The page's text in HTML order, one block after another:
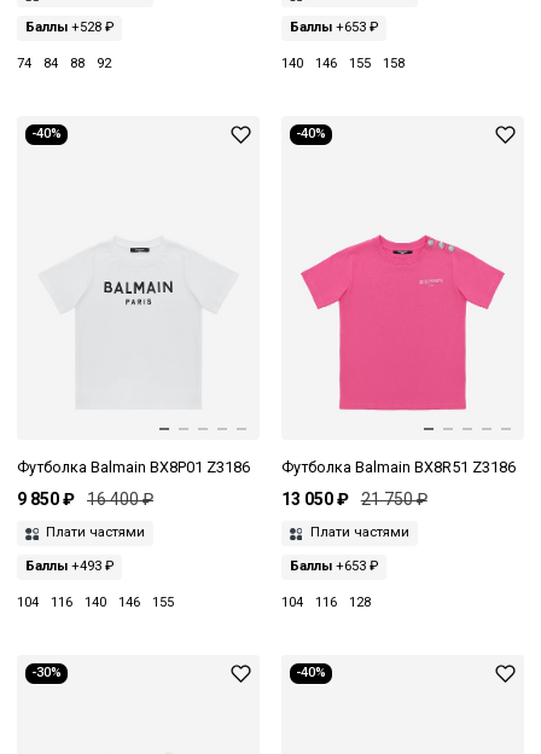
Баллы +528 ₽
74 84 88 92
Баллы+653 ₽
140 146 155 158
-40%
Футболка Balmain BX8P01 Z3186
9 850 ₽ 16 400 ₽
Плати частями
Баллы +493 ₽
104 116 140 146 155
-40%
Футболка Balmain BX8R51 Z3186
13 050 ₽ 21 750 ₽
Плати частями
Баллы+653 ₽
104 116 128
-30% -40%